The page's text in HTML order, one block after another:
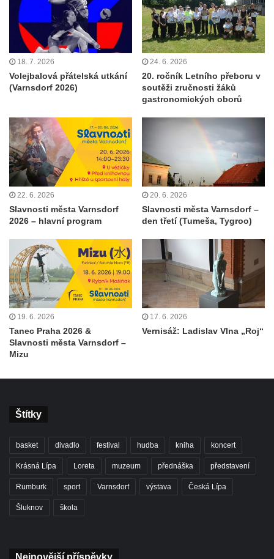
18. 7. 2026
Volejbalová přátelská utkání
(Varnsdorf 2026)
24. 6. 2026
20. ročník Letního přeboru v
soutěži zručnosti žáků
gastronomických oborů
22. 6. 2026
Slavnosti města Varnsdorf
2026 – hlavní program
20. 6. 2026
Slavnosti města Varnsdorf –
den třetí (Tumeša, Tygroo)
19. 6. 2026
Tanec Praha 2026 &
Slavnosti města Varnsdorf –
Mizu
17. 6. 2026
Vernisáž: Ladislav Vlna „Roj“
Štítky
basket divadlo festival hudba kniha koncert
Krásná Lípa Loreta muzeum přednáška představení
Rumburk sport Varnsdorf výstava Česká Lípa
Šluknov škola